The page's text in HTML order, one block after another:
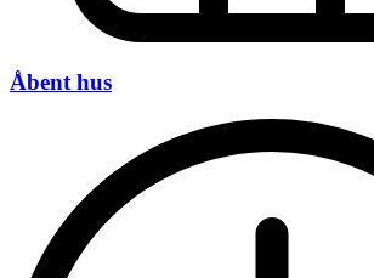
Åbent hus